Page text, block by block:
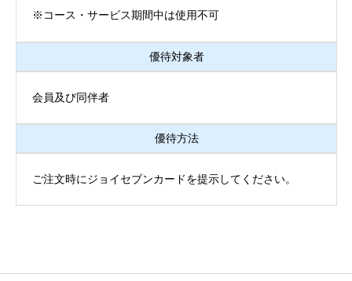
※コース・サービス期間中は使用不可
優待対象者
会員及び同伴者
優待方法
ご注文時にジョイセブンカードを提示してください。